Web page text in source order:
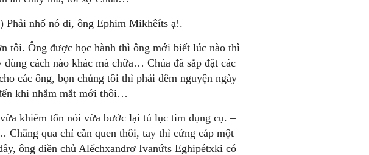
nhổ nó đi, ông Ephim Mikhêíts ạ!.
tôi. Ông được học hành thì ông mới biết lúc nào thì
cách nào khác mà chữa… Chúa đã sắp đặt các
các ông, bọn chúng tôi thì phải đêm nguyện ngày
khi nhắm mắt mới thôi…
khiêm tốn nói vừa bước lại tủ lục tìm dụng cụ. –
Chẳng qua chỉ cần quen thôi, tay thì cứng cáp một
ông điền chủ Alếchxanđrơ Ivanứts Eghipétxki có